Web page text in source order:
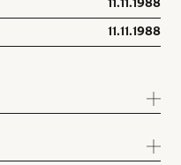
11.11.1988
11.11.1988